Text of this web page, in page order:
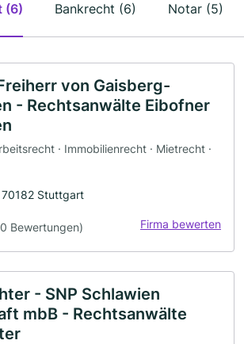
(6) Bankrecht (6) Notar (5)
von Gaisberg-
- Rechtsanwälte Eibofner
· Immobilienrecht · Mietrecht ·
Stuttgart
Bewertungen) Firma bewerten
- SNP Schlawien
mbB - Rechtsanwälte